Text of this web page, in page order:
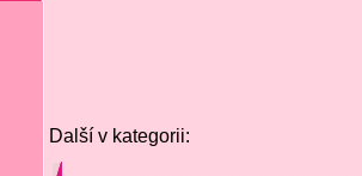
Další v kategorii: